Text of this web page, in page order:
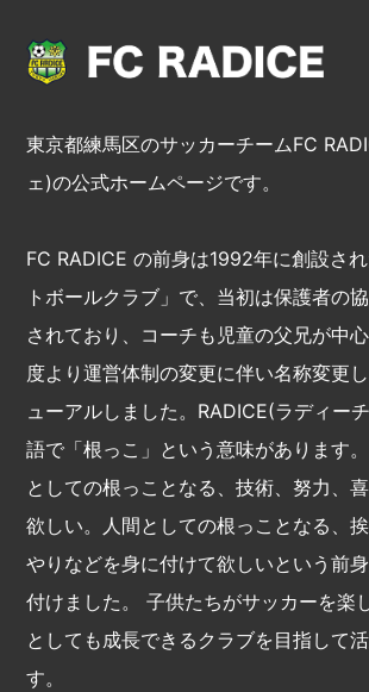
東京都練馬区のサッカーチームFC
ェ)の公式ホームページです。
FC RADICE の前身は1992年に創設さ
トボールクラブ」で、当初は保護者の
されており、コーチも児童の父兄が中
度より運営体制の変更に伴い名称変更
ューアルしました。RADICE(ラディー
語で「根っこ」という意味があります
としての根っことなる、技術、努力、
欲しい。人間としての根っことなる、
やりなどを身に付けて欲しいという前
付けました。 子供たちがサッカーを楽
としても成⾧できるクラブを目指して
す。